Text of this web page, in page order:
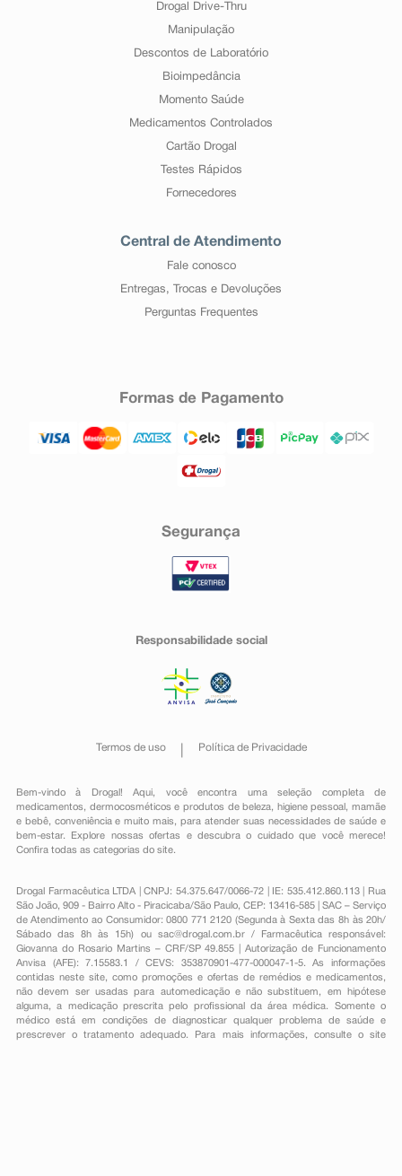
Drogal Drive-Thru
Manipulação
Descontos de Laboratório
Bioimpedância
Momento Saúde
Medicamentos Controlados
Cartão Drogal
Testes Rápidos
Fornecedores
Central de Atendimento
Fale conosco
Entregas, Trocas e Devoluções
Perguntas Frequentes
Formas de Pagamento
Segurança
Responsabilidade social
Termos de uso Política de Privacidade
Bem-vindo à Drogal! Aqui, você encontra uma seleção completa de
medicamentos , dermocosméticos e produtos de beleza, higiene pessoal ,mamãe
e bebê, conveniênciae muito mais, para atender suas necessidades de saúde e
bem-estar. Explore nossas ofertas e descubra o cuidado que você merece!
Confira todas as categorias do site.
Drogal Farmacêutica LTDA | CNPJ: 54.375.647/0066-72 | IE: 535.412.860.113 | Rua
São João, 909 - Bairro Alto - Piracicaba/São Paulo, CEP: 13416-585 | SAC – Serviço
de Atendimento ao Consumidor: 0800 771 2120 (Segunda à Sexta das 8h às 20h/
Sábado das 8h às 15h) ou sac@drogal.com.br/ Farmacêutica responsável:
Giovanna do Rosario Martins – CRF/SP 49.855 | Autorização de Funcionamento
Anvisa (AFE): 7.15583.1 / CEVS: 353870901-477-000047-1-5. As informações
contidas neste site, como promoções e ofertas de remédios e medicamentos,
não devem ser usadas para automedicação e não substituem, em hipótese
alguma, a medicação prescrita pelo profissional da área médica. Somente o
médico está em condições de diagnosticar qualquer problema de saúde e
prescrever o tratamento adequado. Para mais informações, consulte o site